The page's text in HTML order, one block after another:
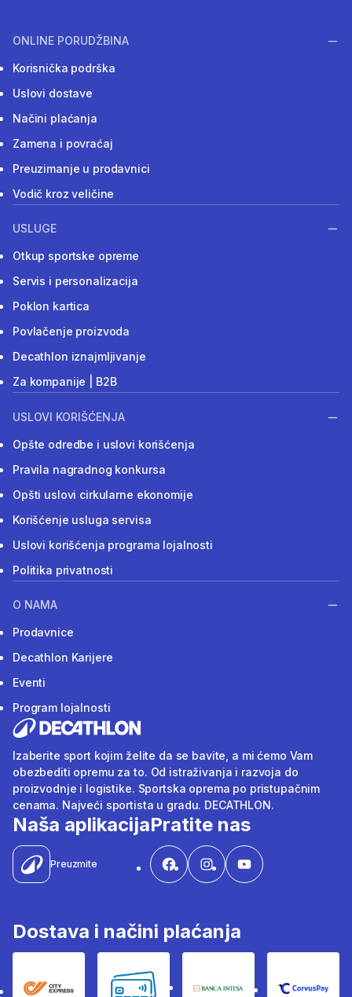
ONLINE PORUDŽBINA
Korisnička podrška
Uslovi dostave
Načini plaćanja
Zamena i povraćaj
Preuzimanje u prodavnici
Vodič kroz veličine
USLUGE
Otkup sportske opreme
Servis i personalizacija
Poklon kartica
Povlačenje proizvoda
Decathlon iznajmljivanje
Za kompanije | B2B
USLOVI KORIŠĆENJA
Opšte odredbe i uslovi korišćenja
Pravila nagradnog konkursa
Opšti uslovi cirkularne ekonomije
Korišćenje usluga servisa
Uslovi korišćenja programa lojalnosti
Politika privatnosti
O NAMA
Prodavnice
Decathlon Karijere
Eventi
Program lojalnosti
Izaberite sport kojim želite da se bavite, a mi ćemo Vam
obezbediti opremu za to. Od istraživanja i razvoja do
proizvodnje i logistike. Sportska oprema po pristupačnim
cenama. Najveći sportista u gradu. DECATHLON.
Naša aplikacija
Preuzmite
Pratite nas
Dostava i načini plaćanja